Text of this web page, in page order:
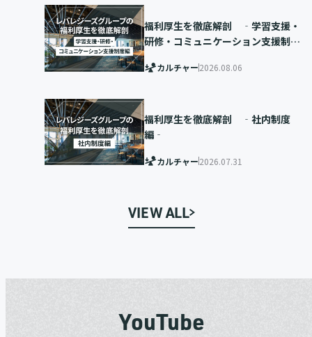
福利厚生を徹底解剖 ‐学習支援・
研修・コミュニケーション支援制度
カルチャー2026.08.06
福利厚生を徹底解剖 ‐社内制度
編‐
カルチャー2026.07.31
VIEW ALL
YouTube